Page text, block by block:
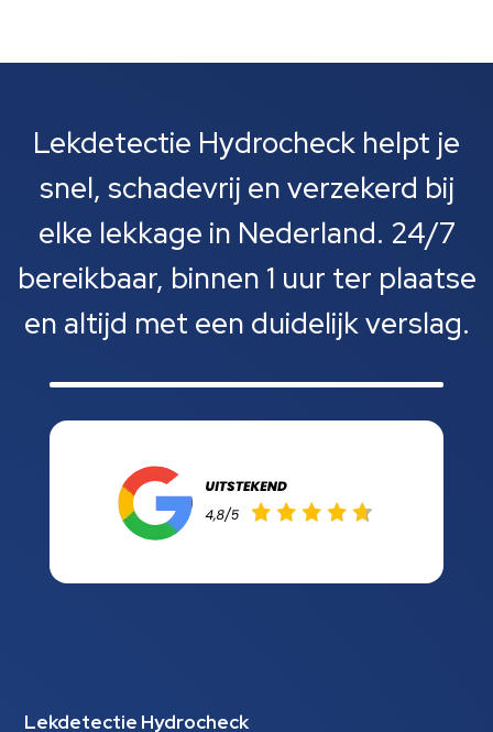
Lekdetectie Hydrocheck helpt je
snel, schadevrij en verzekerd bij
elke lekkage in Nederland. 24/7
bereikbaar, binnen 1 uur ter plaatse
en altijd met een duidelijk verslag.
Lekdetectie Hydrocheck